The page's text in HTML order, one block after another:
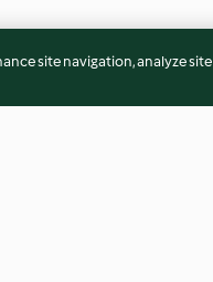
site navigation, analyze site